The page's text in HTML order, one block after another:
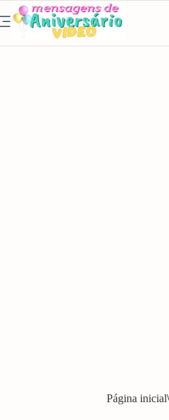
Página inicial